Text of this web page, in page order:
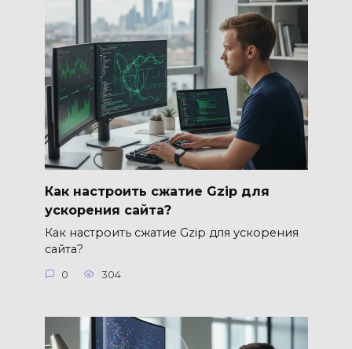
Как настроить сжатие Gzip для
ускорения сайта?
Как настроить сжатие Gzip для ускорения
сайта?
0 304